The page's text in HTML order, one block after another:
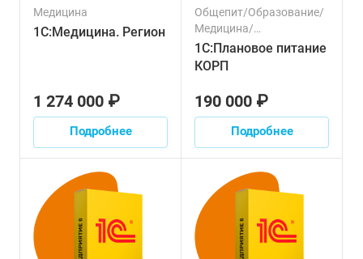
Медицина
1С:Медицина. Регион
1 274 000 ₽
Подробнее
Общепит/Образование/
Медицина/
Государственное и
муниципальное
1С:Плановое питание
КОРП
190 000 ₽
Подробнее